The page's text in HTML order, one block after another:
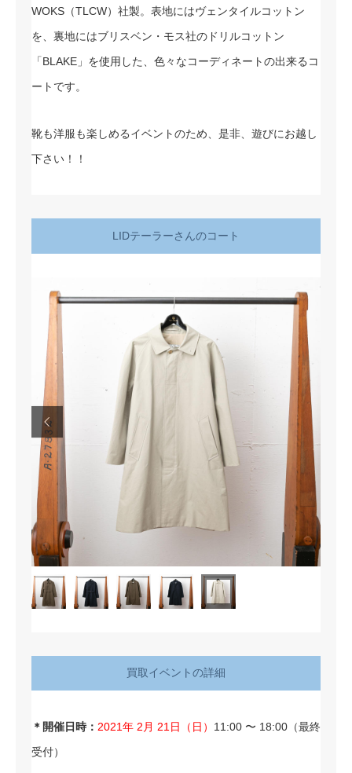
WOKS（TLCW）社製。表地にはヴェンタイルコットン
を、裏地にはブリスベン・モス社のドリルコットン
「BLAKE」を使用した、色々なコーディネートの出来るコ
ートです。
靴も洋服も楽しめるイベントのため、是非、遊びにお越し
下さい！！
LIDテーラーさんのコート

買取イベントの詳細
＊開催日時： 2021年 2月 21日（日） 11:00 〜 18:00（最終
受付）